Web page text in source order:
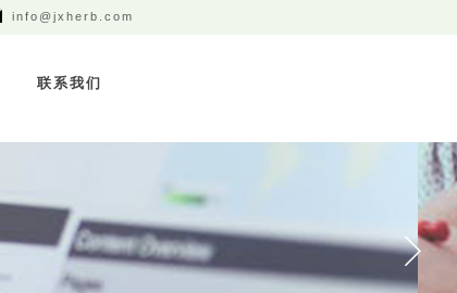
info@jxherb.com
联系我们